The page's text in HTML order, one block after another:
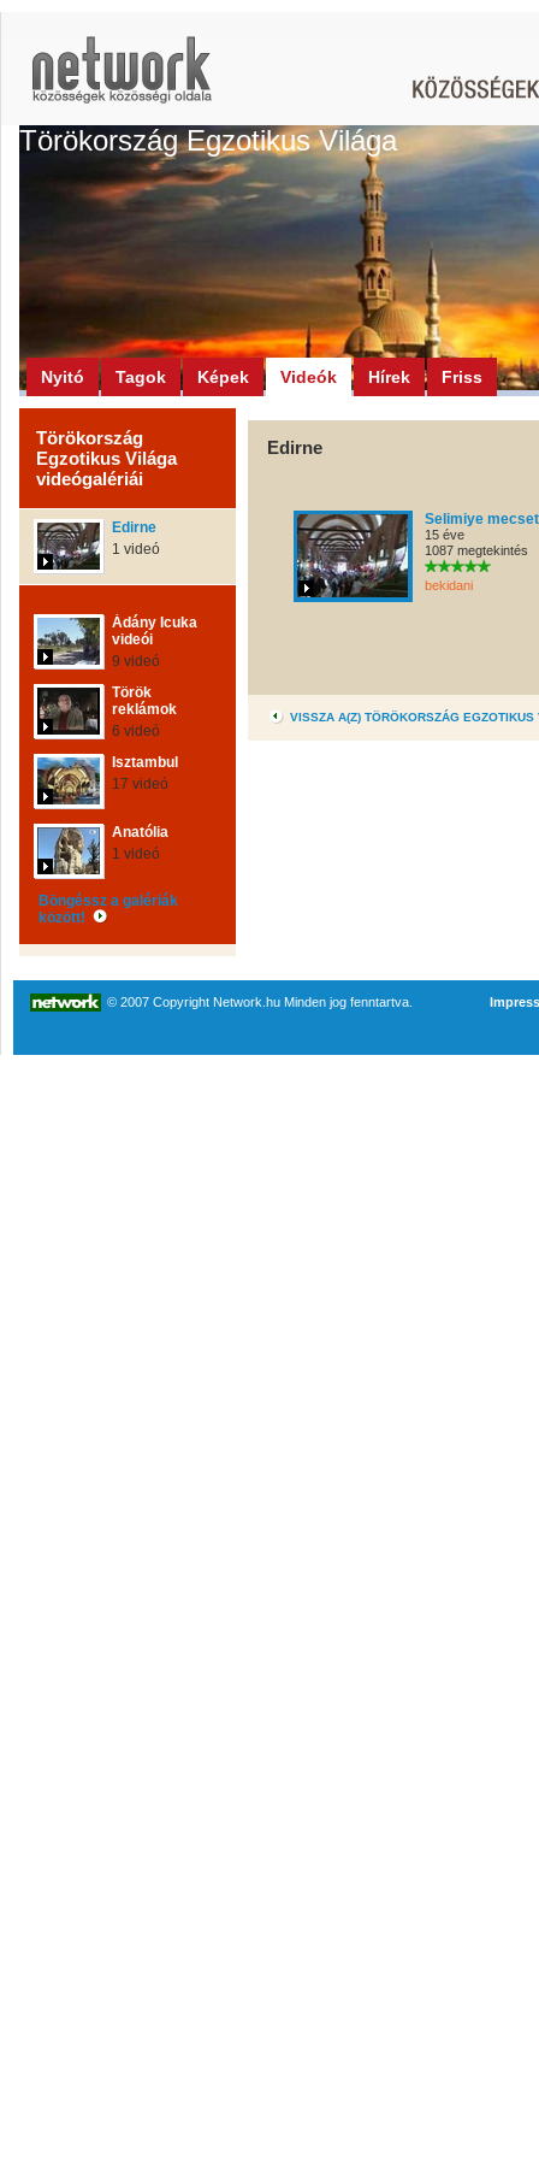
Törökország Egzotikus Világa
Nyitó Tagok Képek Videók Hírek Friss
Törökország
Egzotikus Világa
videógalériái
Edirne
1 videó
Ádány Icuka
videói
9 videó
Török
reklámok
6 videó
Isztambul
17 videó
Anatólia
1 videó
Böngéssz a galériák
között!
Edirne
Selimiye mecset
15 éve
1087 megtekintés
bekidani
VISSZA A(Z) TÖRÖKORSZÁG
© 2007 Copyright Network.hu Minden jog fenntartva.